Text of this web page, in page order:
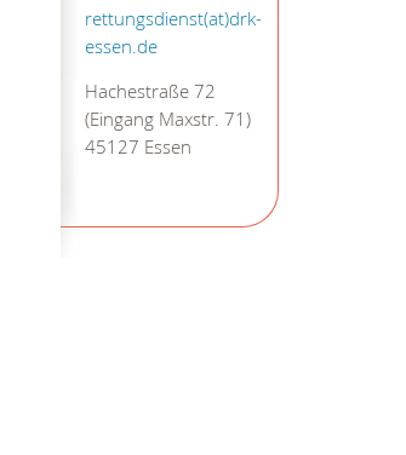
rettungsdienst(at)drk-
essen.de
Hachestraße 72
(Eingang Maxstr. 71)
45127 Essen